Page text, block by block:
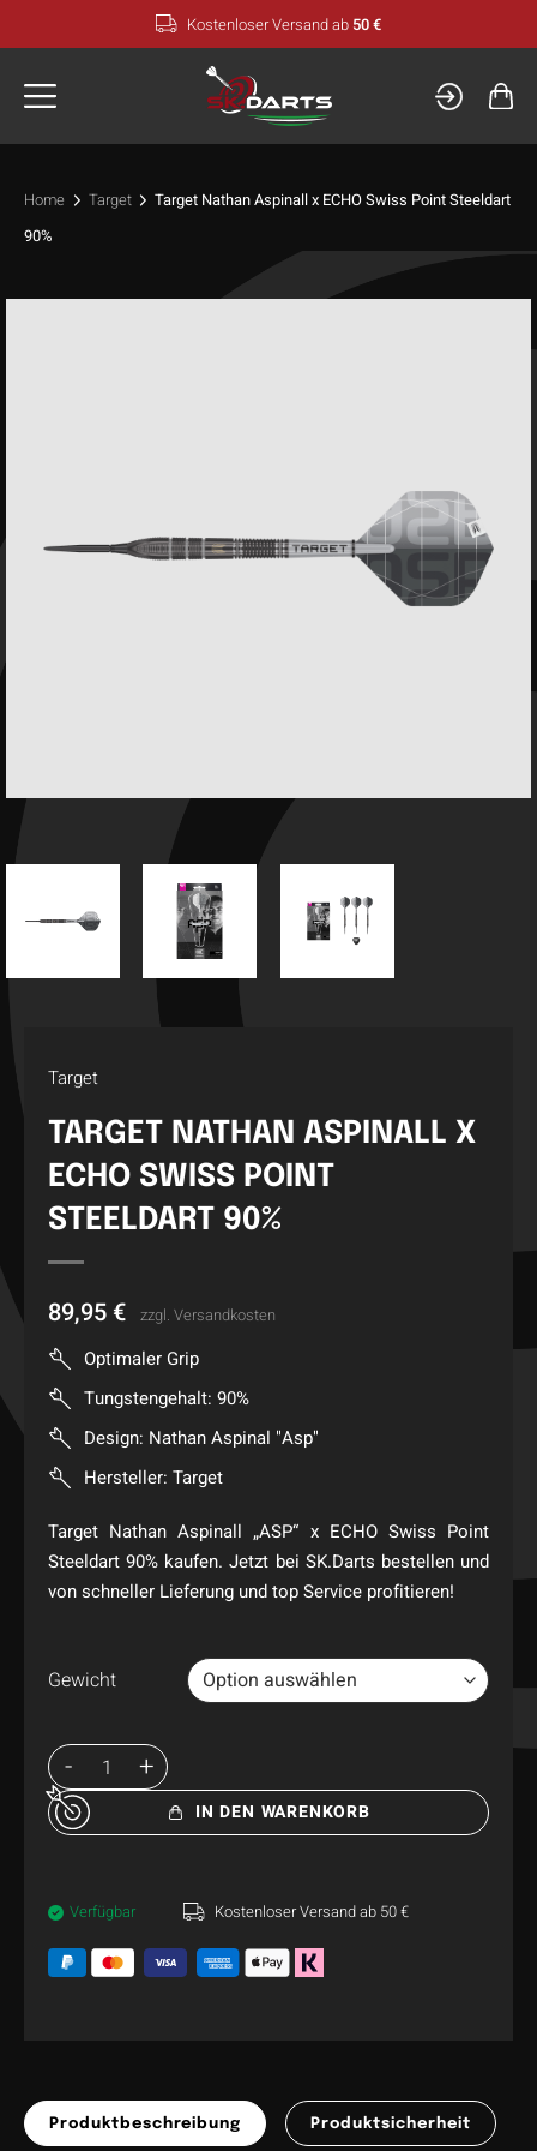
Inhalt
Kostenloser Versand ab 50 €
Home Target
Target Nathan Aspinall x ECHO Swiss Point Steeldart
90%
Target
TARGET NATHAN ASPINALL X
ECHO SWISS POINT
STEELDART 90%
89,95 € zzgl. Versandkosten
Optimaler Grip
Tungstengehalt: 90%
Design: Nathan Aspinal "Asp"
Hersteller: Target
Target Nathan Aspinall „ASP“ x ECHO Swiss Point
Steeldart 90% kaufen. Jetzt bei SK.Darts bestellen und
von schneller Lieferung und top Service profitieren!
Gewicht
IN DEN WARENKORB
Verfügbar Kostenloser Versand ab 50 €
Produktbeschreibung Produktsicherheit